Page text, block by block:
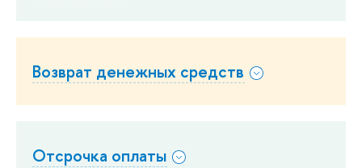
Возврат денежных средств
Отсрочка оплаты